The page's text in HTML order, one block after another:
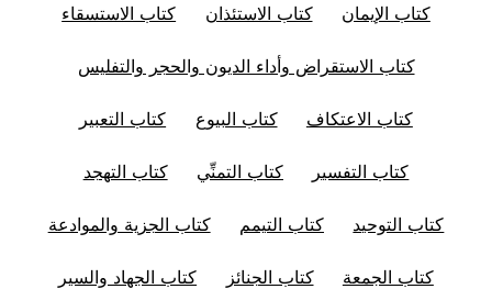
كتاب الإيمان كتاب الاستئذان كتاب الاستسقاء
كتاب الاستقراض وأداء الديون والحجر والتفليس
كتاب الاعتكاف كتاب البيوع كتاب التعبير
كتاب التفسير كتاب التمنِّي كتاب التهجد
كتاب التوحيد كتاب التيمم كتاب الجزية والموادعة
كتاب الجمعة كتاب الجنائز كتاب الجهاد والسير